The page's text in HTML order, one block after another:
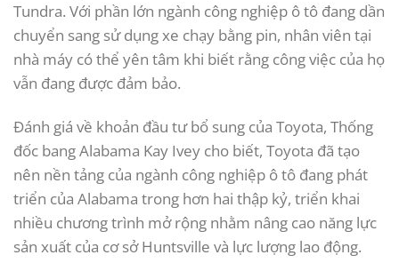
Tundra. Với phần lớn ngành công nghiệp ô tô đang dần
chuyển sang sử dụng xe chạy bằng pin, nhân viên tại
nhà máy có thể yên tâm khi biết rằng công việc của họ
vẫn đang được đảm bảo.
Đánh giá về khoản đầu tư bổ sung của Toyota, Thống
đốc bang Alabama Kay Ivey cho biết, Toyota đã tạo
nên nền tảng của ngành công nghiệp ô tô đang phát
triển của Alabama trong hơn hai thập kỷ, triển khai
nhiều chương trình mở rộng nhằm nâng cao năng lực
sản xuất của cơ sở Huntsville và lực lượng lao động.